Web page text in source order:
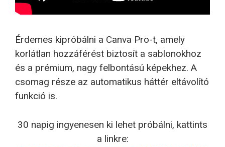
Érdemes kipróbálni a Canva Pro-t, amely
korlátlan hozzáférést biztosít a sablonokhoz
és a prémium, nagy felbontású képekhez. A
csomag része az automatikus háttér eltávolító
funkció is.
30 napig ingyenesen ki lehet próbálni, kattints
a linkre: